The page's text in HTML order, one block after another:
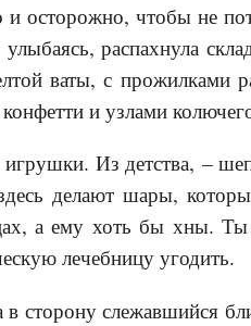
и осторожно, чтобы не
распахнула
ваты, с прожилками
и узлами
Из детства, –
делают шары,
а ему хоть бы хны.
лечебницу угодить.
сторону слежавшийся